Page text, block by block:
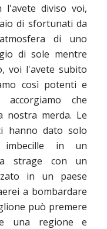
l'avete diviso voi,
di sfortunati da
di uno
di sole mentre
voi l'avete subito
così potenti e
che
nostra merda. Le
hanno dato solo
in un
strage con un
in un paese
a bombardare
può premere
una regione e